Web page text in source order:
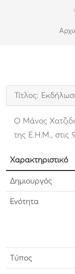
Τίτλος:
Ο Μάνος
της Ε.Η.Μ., στις
Χαρακτηριστικό
Δημιουργός
Ενότητα
Τύπος